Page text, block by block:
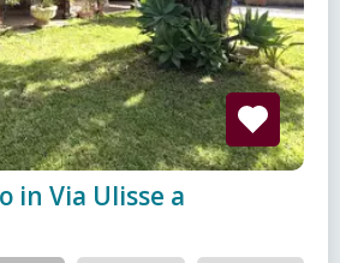
in Via Ulisse a